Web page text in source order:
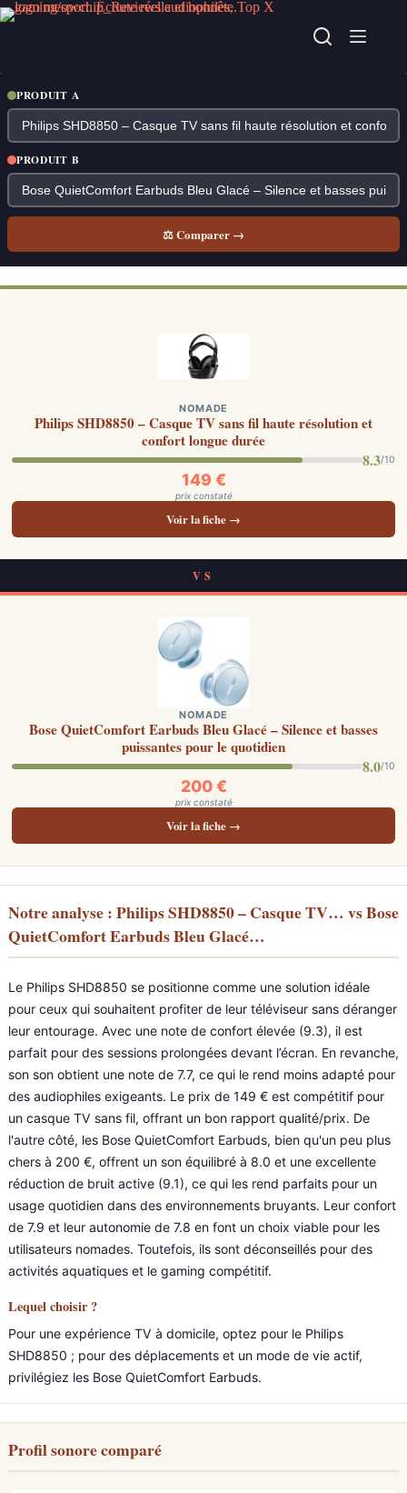
Passer
au
PRODUIT A
PRODUIT B
⚖ Comparer →
NOMADE
Philips SHD8850 – Casque TV sans fil haute résolution et
confort longue durée
8.3/10
149 €
prix constaté
Voir la fiche →
VS
NOMADE
Bose QuietComfort Earbuds Bleu Glacé – Silence et basses
puissantes pour le quotidien
8.0/10
200 €
prix constaté
Voir la fiche →
Notre analyse : Philips SHD8850 – Casque TV… vs Bose
QuietComfort Earbuds Bleu Glacé…
Le Philips SHD8850 se positionne comme une solution idéale
pour ceux qui souhaitent profiter de leur téléviseur sans déranger
leur entourage. Avec une note de confort élevée (9.3), il est
parfait pour des sessions prolongées devant l’écran. En revanche,
son son obtient une note de 7.7, ce qui le rend moins adapté pour
des audiophiles exigeants. Le prix de 149 € est compétitif pour
un casque TV sans fil, offrant un bon rapport qualité/prix. De
l'autre côté, les Bose QuietComfort Earbuds, bien qu'un peu plus
chers à 200 €, offrent un son équilibré à 8.0 et une excellente
réduction de bruit active (9.1), ce qui les rend parfaits pour un
usage quotidien dans des environnements bruyants. Leur confort
de 7.9 et leur autonomie de 7.8 en font un choix viable pour les
utilisateurs nomades. Toutefois, ils sont déconseillés pour des
activités aquatiques et le gaming compétitif.
Lequel choisir ?
Pour une expérience TV à domicile, optez pour le Philips
SHD8850 ; pour des déplacements et un mode de vie actif,
privilégiez les Bose QuietComfort Earbuds.
Profil sonore comparé